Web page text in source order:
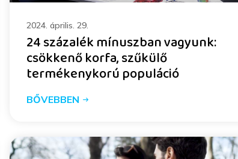
2024. április. 29.
24 százalék mínuszban vagyunk:
csökkenő korfa, szűkülő
termékenykorú populáció
BŐVEBBEN